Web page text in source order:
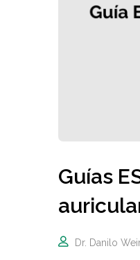
Guías
Dr. Danilo